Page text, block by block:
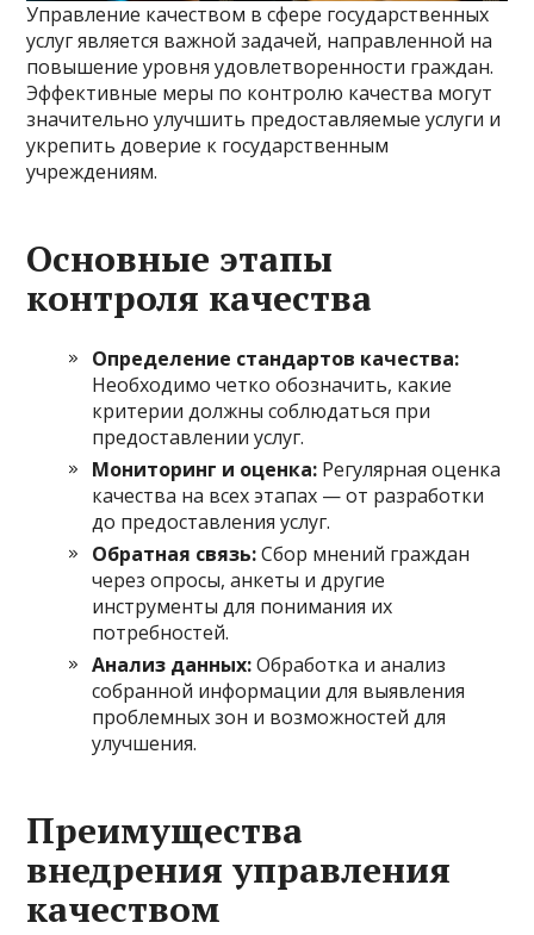
Управление качеством в сфере государственных
услуг является важной задачей, направленной на
повышение уровня удовлетворенности граждан.
Эффективные меры по контролю качества могут
значительно улучшить предоставляемые услуги и
укрепить доверие к государственным
учреждениям.
Основные этапы
контроля качества
Определение стандартов качества:
Необходимо четко обозначить, какие
критерии должны соблюдаться при
предоставлении услуг.
Мониторинг и оценка: Регулярная оценка
качества на всех этапах — от разработки
до предоставления услуг.
Обратная связь:Сбор мнений граждан
через опросы, анкеты и другие
инструменты для понимания их
потребностей.
Анализ данных:Обработка и анализ
собранной информации для выявления
проблемных зон и возможностей для
улучшения.
Преимущества
внедрения управления
качеством